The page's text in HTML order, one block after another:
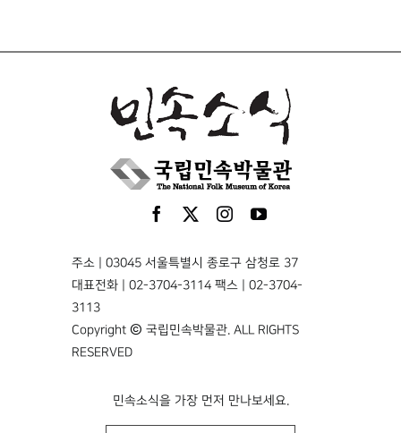
주소 | 03045 서울특별시 종로구 삼청로 37
대표전화 | 02-3704-3114 팩스 | 02-3704-
3113
Copyright © 국립민속박물관. ALL RIGHTS
RESERVED
민속소식을 가장 먼저 만나보세요.